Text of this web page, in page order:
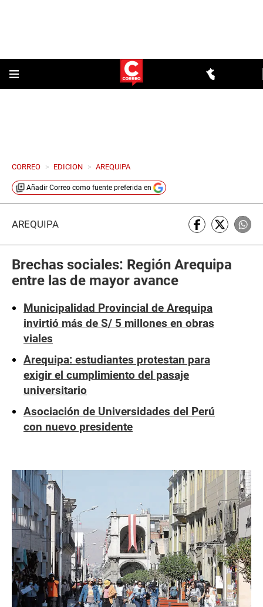
CORREO > EDICION > AREQUIPA
Añadir Correo como fuente preferida en
AREQUIPA
Brechas sociales: Región Arequipa
entre las de mayor avance
Municipalidad Provincial de Arequipa
invirtió más de S/ 5 millones en obras
viales
Arequipa: estudiantes protestan para
exigir el cumplimiento del pasaje
universitario
Asociación de Universidades del Perú
con nuevo presidente